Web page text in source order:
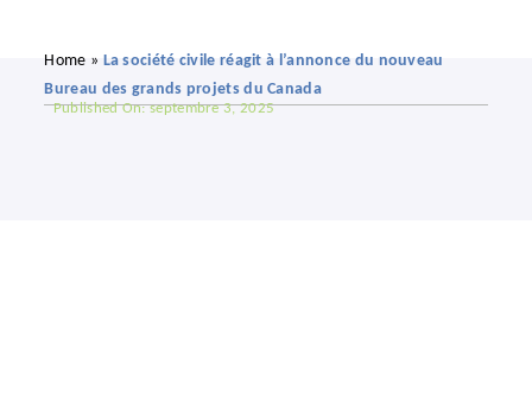
Home » La société civile réagit à l’annonce du nouveau
Bureau des grands projets du Canada
Published On: septembre 3, 2025